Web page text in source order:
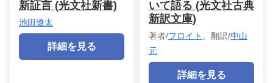
新証言 (光文社新書)
池田遼太
詳細を見る
いて語る (光文社古典
新訳文庫)
著者/フロイト 、翻訳/中山
元
詳細を見る